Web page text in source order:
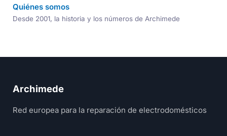
Quiénes somos
Desde 2001, la historia y los números de Archimede
Archimede
Red europea para la reparación de electrodomésticos